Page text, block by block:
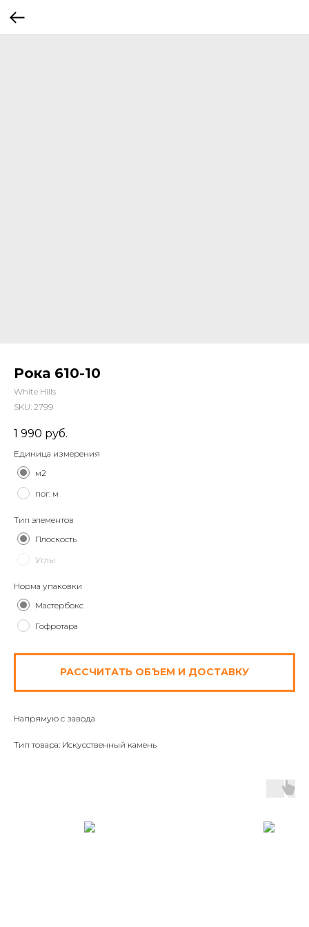
Рока 610-10
White Hills
SKU: 2799
1 990 руб.
Единица измерения
м2
пог. м
Тип элементов
Плоскость
Углы
Норма упаковки
Мастербокс
Гофротара
РАССЧИТАТЬ ОБЪЕМ И ДОСТАВКУ
Напрямую с завода
Тип товара: Искусственный камень